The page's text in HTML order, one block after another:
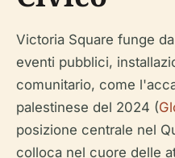
Victoria Square funge
eventi pubblici,
comunitario, come
palestinese del 2024 (
posizione centrale nel
colloca nel cuore delle